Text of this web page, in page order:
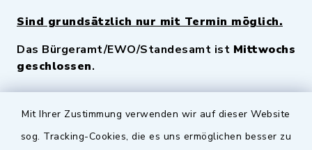
Mit Ihrer Zustimmung verwenden wir auf dieser Website
sog. Tracking-Cookies, die es uns ermöglichen besser zu
Sind grundsätzlich nur mit Termin möglich.
Das Bürgeramt/EWO/Standesamt ist Mittwochs
geschlossen.
Quicklinks